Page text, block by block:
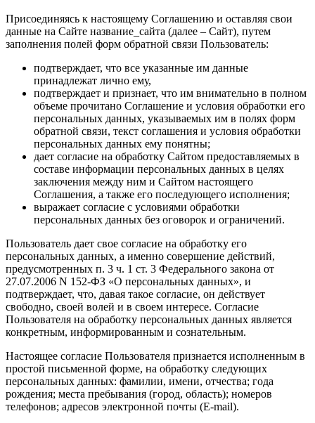
Присоединяясь к настоящему Соглашению и оставляя свои
данные на Сайте название_сайта (далее – Сайт), путем
заполнения полей форм обратной связи Пользователь:
подтверждает, что все указанные им данные
принадлежат лично ему,
подтверждает и признает, что им внимательно в полном
объеме прочитано Соглашение и условия обработки его
персональных данных, указываемых им в полях форм
обратной связи, текст соглашения и условия обработки
персональных данных ему понятны;
дает согласие на обработку Сайтом предоставляемых в
составе информации персональных данных в целях
заключения между ним и Сайтом настоящего
Соглашения, а также его последующего исполнения;
выражает согласие с условиями обработки
персональных данных без оговорок и ограничений.
Пользователь дает свое согласие на обработку его
персональных данных, а именно совершение действий,
предусмотренных п. 3 ч. 1 ст. 3 Федерального закона от
27.07.2006 N 152-ФЗ «О персональных данных», и
подтверждает, что, давая такое согласие, он действует
свободно, своей волей и в своем интересе. Согласие
Пользователя на обработку персональных данных является
конкретным, информированным и сознательным.
Настоящее согласие Пользователя признается исполненным в
простой письменной форме, на обработку следующих
персональных данных: фамилии, имени, отчества; года
рождения; места пребывания (город, область); номеров
телефонов; адресов электронной почты (E-mail).